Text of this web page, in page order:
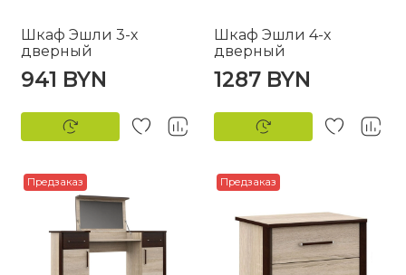
Шкаф Эшли 3-х
дверный
941 BYN
Шкаф Эшли 4-х
дверный
1287 BYN
Предзаказ Предзаказ